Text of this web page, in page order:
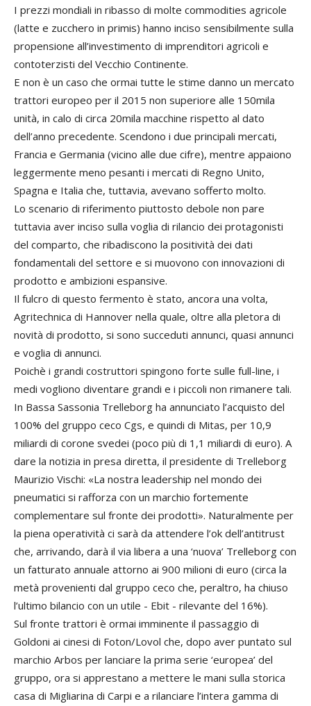
I prezzi mondiali in ribasso di molte commodities agricole
(latte e zucchero in primis) hanno inciso sensibilmente sulla
propensione all’investimento di imprenditori agricoli e
contoterzisti del Vecchio Continente.
E non è un caso che ormai tutte le stime danno un mercato
trattori europeo per il 2015 non superiore alle 150mila
unità, in calo di circa 20mila macchine rispetto al dato
dell’anno precedente. Scendono i due principali mercati,
Francia e Germania (vicino alle due cifre), mentre appaiono
leggermente meno pesanti i mercati di Regno Unito,
Spagna e Italia che, tuttavia, avevano sofferto molto.
Lo scenario di riferimento piuttosto debole non pare
tuttavia aver inciso sulla voglia di rilancio dei protagonisti
del comparto, che ribadiscono la positività dei dati
fondamentali del settore e si muovono con innovazioni di
prodotto e ambizioni espansive.
Il fulcro di questo fermento è stato, ancora una volta,
Agritechnica di Hannover nella quale, oltre alla pletora di
novità di prodotto, si sono succeduti annunci, quasi annunci
e voglia di annunci.
Poichè i grandi costruttori spingono forte sulle full-line, i
medi vogliono diventare grandi e i piccoli non rimanere tali.
In Bassa Sassonia Trelleborg ha annunciato l’acquisto del
100% del gruppo ceco Cgs, e quindi di Mitas, per 10,9
miliardi di corone svedei (poco più di 1,1 miliardi di euro). A
dare la notizia in presa diretta, il presidente di Trelleborg
Maurizio Vischi: «La nostra leadership nel mondo dei
pneumatici si rafforza con un marchio fortemente
complementare sul fronte dei prodotti». Naturalmente per
la piena operatività ci sarà da attendere l’ok dell’antitrust
che, arrivando, darà il via libera a una ‘nuova’ Trelleborg con
un fatturato annuale attorno ai 900 milioni di euro (circa la
metà provenienti dal gruppo ceco che, peraltro, ha chiuso
l’ultimo bilancio con un utile - Ebit - rilevante del 16%).
Sul fronte trattori è ormai imminente il passaggio di
Goldoni ai cinesi di Foton/Lovol che, dopo aver puntato sul
marchio Arbos per lanciare la prima serie ‘europea’ del
gruppo, ora si apprestano a mettere le mani sulla storica
casa di Migliarina di Carpi e a rilanciare l’intera gamma di